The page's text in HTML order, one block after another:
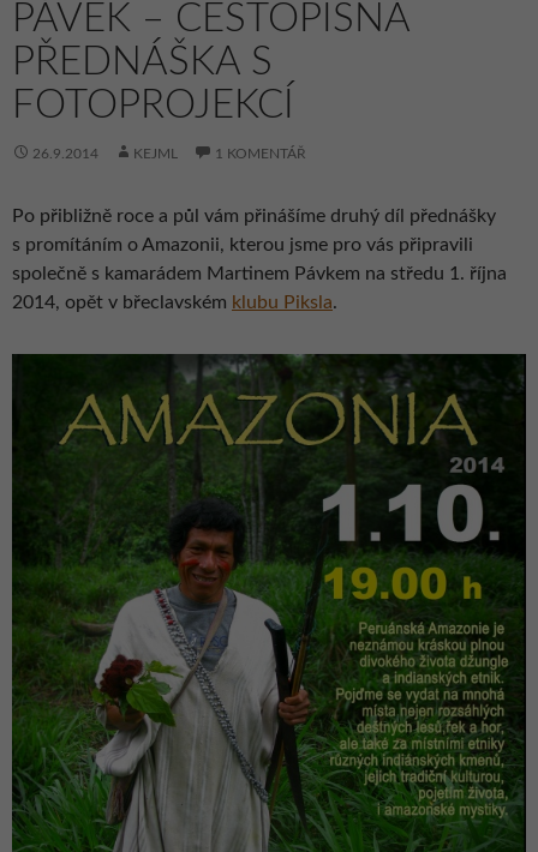
PÁVEK – CESTOPISNÁ
PŘEDNÁŠKA S
FOTOPROJEKCÍ
26.9.2014 KEJML 1 KOMENTÁŘ
Po přibližně roce a půl vám přinášíme druhý díl přednášky
s promítáním o Amazonii, kterou jsme pro vás připravili
společně s kamarádem Martinem Pávkem na středu 1. října
2014, opět v břeclavském klubu Piksla.